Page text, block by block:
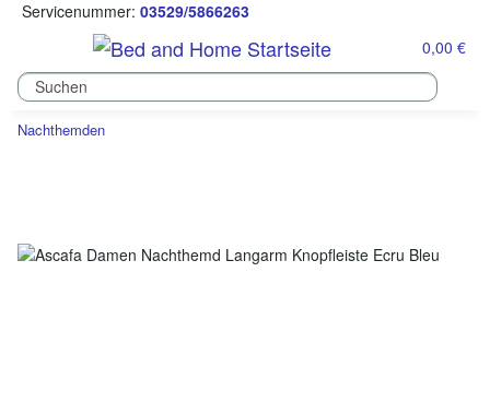
Servicenummer: 03529/5866263
0,00 €
Nachthemden